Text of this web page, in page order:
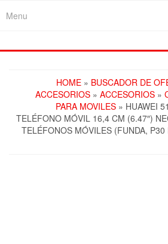
Menu
HOME » BUSCADOR DE
ACCESORIOS » ACCESORIOS »
PARA MOVILES » HUAWEI
TELÉFONO MÓVIL 16,4 CM (6.47″)
TELÉFONOS MÓVILES (FUNDA,